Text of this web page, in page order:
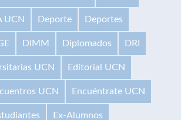
UCN Deporte Deportes
DIMM Diplomados DRI
UCN Editorial UCN
UCN Encuéntrate UCN
Ex-Alumnos